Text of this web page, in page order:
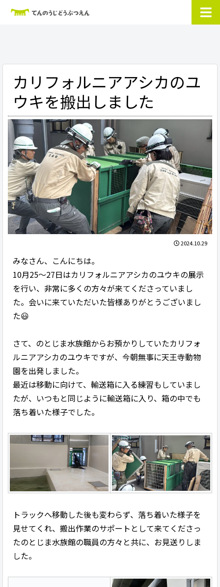
カリフォルニアアシカのユ
ウキを搬出しました
2024.10.29
みなさん、こんにちは。
10月25～27日はカリフォルニアアシカのユウキの展示
を行い、非常に多くの方々が来てくださっていまし
た。会いに来ていただいた皆様ありがとうございまし
た😃
さて、のとじま水族館からお預かりしていたカリフォ
ルニアアシカのユウキですが、今朝無事に天王寺動物
園を出発しました。
最近は移動に向けて、輸送箱に入る練習もしていまし
たが、いつもと同じように輸送箱に入り、箱の中でも
落ち着いた様子でした。
トラックへ移動した後も変わらず、落ち着いた様子を
見せてくれ、搬出作業のサポートとして来てくださっ
たのとじま水族館の職員の方々と共に、お見送りしま
した。